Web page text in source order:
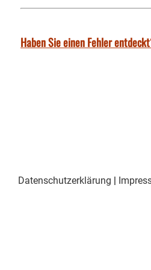
Haben Sie einen Fehler
Datenschutzerklärung |